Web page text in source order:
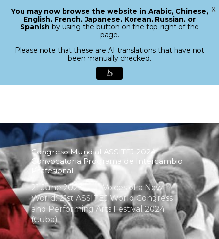
content
search
Menu
Congreso Mundial ASSITEJ 2024:
Convocatoria Programa de Intercambio
Profesional
21 June 2023
Voices of a New
World: 21st ASSITEJ World Congress
and Performing Arts Festival 2024
(Cuba)
Close
You may now browse the website in Arabic, Chinese,
English, French, Japanese, Korean, Russian, or
Spanish by using the button on the top-right of the
page.
Please note that these are AI translations that have not
been manually checked.
👍
X